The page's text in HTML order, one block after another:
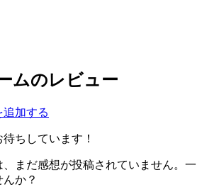
ムのレビュー
追加する
ちしています！
、まだ感想が投稿されていません。一
か？